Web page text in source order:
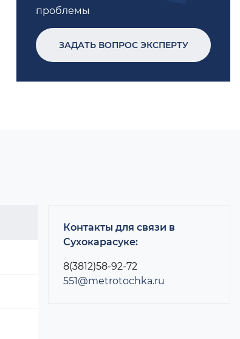
проблемы
ЗАДАТЬ ВОПРОС ЭКСПЕРТУ
Контакты для связи в
Сухокарасуке:
8(3812)58-92-72
551@metrotochka.ru